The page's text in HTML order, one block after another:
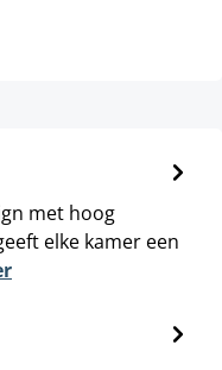
met hoog
elke kamer een